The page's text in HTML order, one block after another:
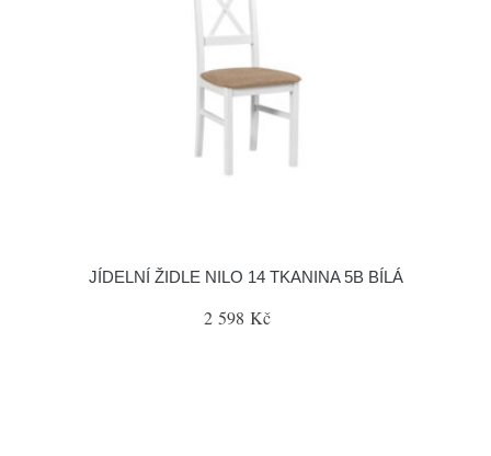
JÍDELNÍ ŽIDLE NILO 14 TKANINA 5B BÍLÁ
2 598 Kč